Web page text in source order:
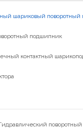
шариковый поворотный
подшипник
контактный